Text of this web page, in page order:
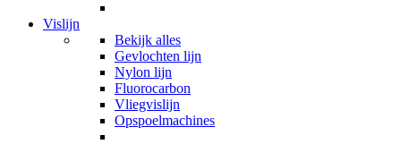
Vislijn
Bekijk alles
Gevlochten lijn
Nylon lijn
Fluorocarbon
Vliegvislijn
Opspoelmachines